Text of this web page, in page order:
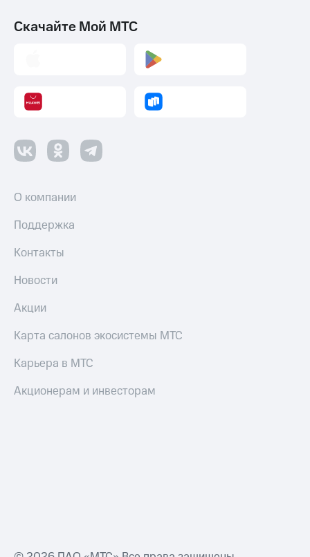
Скачайте Мой МТС
О компании
Поддержка
Контакты
Новости
Акции
Карта салонов экосистемы МТС
Карьера в МТС
Акционерам и инвесторам